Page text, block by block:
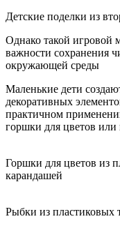
Детские поделки из
Однако такой игровой
важности сохранения
окружающей среды
Маленькие дети
декоративных
практичном
горшки для цветов или
Горшки для цветов из
карандашей
Рыбки из пластиковых